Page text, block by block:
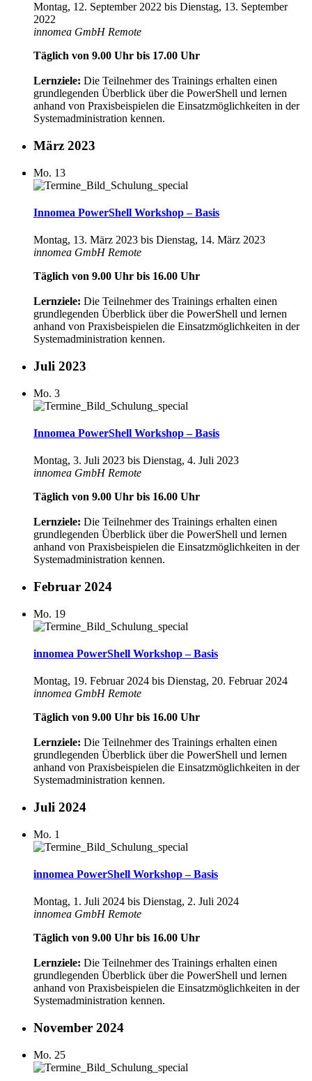
Montag, 12. September 2022 bis Dienstag, 13. September
2022
innomea GmbH Remote
Täglich von 9.00 Uhr bis 17.00 Uhr
Lernziele: Die Teilnehmer des Trainings erhalten einen
grundlegenden Überblick über die PowerShell und lernen
anhand von Praxisbeispielen die Einsatzmöglichkeiten in der
Systemadministration kennen.
März 2023
Mo. 13
Innomea PowerShell Workshop – Basis
Montag, 13. März 2023 bis Dienstag, 14. März 2023
innomea GmbH Remote
Täglich von 9.00 Uhr bis 16.00 Uhr
Lernziele: Die Teilnehmer des Trainings erhalten einen
grundlegenden Überblick über die PowerShell und lernen
anhand von Praxisbeispielen die Einsatzmöglichkeiten in der
Systemadministration kennen.
Juli 2023
Mo. 3
Innomea PowerShell Workshop – Basis
Montag, 3. Juli 2023 bis Dienstag, 4. Juli 2023
innomea GmbH Remote
Täglich von 9.00 Uhr bis 16.00 Uhr
Lernziele: Die Teilnehmer des Trainings erhalten einen
grundlegenden Überblick über die PowerShell und lernen
anhand von Praxisbeispielen die Einsatzmöglichkeiten in der
Systemadministration kennen.
Februar 2024
Mo. 19
innomea PowerShell Workshop – Basis
Montag, 19. Februar 2024 bis Dienstag, 20. Februar 2024
innomea GmbH Remote
Täglich von 9.00 Uhr bis 16.00 Uhr
Lernziele: Die Teilnehmer des Trainings erhalten einen
grundlegenden Überblick über die PowerShell und lernen
anhand von Praxisbeispielen die Einsatzmöglichkeiten in der
Systemadministration kennen.
Juli 2024
Mo. 1
innomea PowerShell Workshop – Basis
Montag, 1. Juli 2024 bis Dienstag, 2. Juli 2024
innomea GmbH Remote
Täglich von 9.00 Uhr bis 16.00 Uhr
Lernziele: Die Teilnehmer des Trainings erhalten einen
grundlegenden Überblick über die PowerShell und lernen
anhand von Praxisbeispielen die Einsatzmöglichkeiten in der
Systemadministration kennen.
November 2024
Mo. 25